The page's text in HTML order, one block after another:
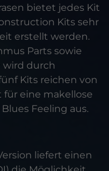
bietet jedes Kit
Kits sehr
erstellt werden.
Parts sowie
wird durch
Kits reichen von
für eine makellose
Feeling aus.
liefert einen